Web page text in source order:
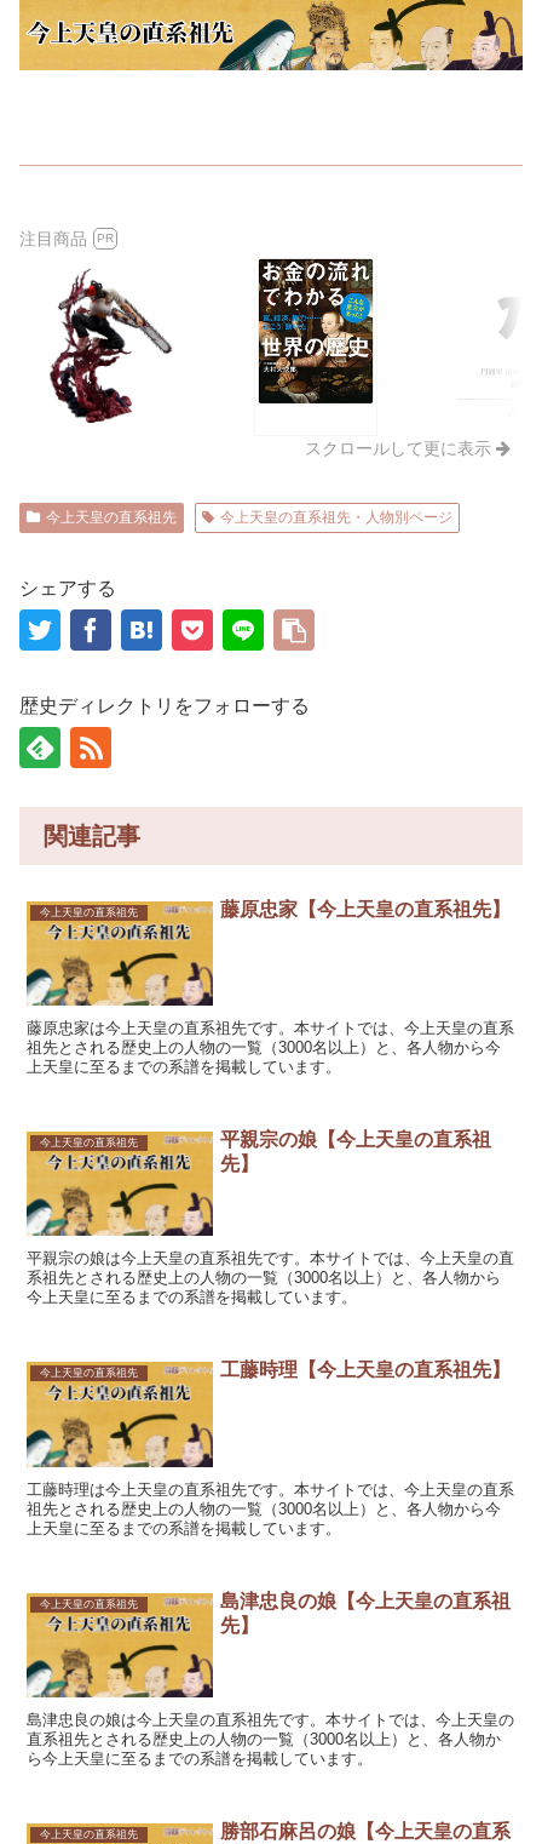
注目商品 PR
スクロールして更に表示
今上天皇の直系祖先 今上天皇の直系祖先・人物別ページ
シェアする
歴史ディレクトリをフォローする
関連記事
今上天皇の直系祖先 藤原忠家【今上天皇の直系祖先】
藤原忠家は今上天皇の直系祖先です。本サイトでは、今上天皇の直系
祖先とされる歴史上の人物の一覧（3000名以上）と、各人物から今
上天皇に至るまでの系譜を掲載しています。
今上天皇の直系祖先
平親宗の娘【今上天皇の直系祖
先】
平親宗の娘は今上天皇の直系祖先です。本サイトでは、今上天皇の直
系祖先とされる歴史上の人物の一覧（3000名以上）と、各人物から
今上天皇に至るまでの系譜を掲載しています。
今上天皇の直系祖先 工藤時理【今上天皇の直系祖先】
工藤時理は今上天皇の直系祖先です。本サイトでは、今上天皇の直系
祖先とされる歴史上の人物の一覧（3000名以上）と、各人物から今
上天皇に至るまでの系譜を掲載しています。
今上天皇の直系祖先
島津忠良の娘【今上天皇の直系祖
先】
島津忠良の娘は今上天皇の直系祖先です。本サイトでは、今上天皇の
直系祖先とされる歴史上の人物の一覧（3000名以上）と、各人物か
ら今上天皇に至るまでの系譜を掲載しています。
今上天皇の直系祖先
勝部石麻呂の娘【今上天皇の直系